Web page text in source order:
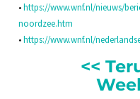
•https://www.wnf.nl/nieuws/
noordzee.htm
•https://www.wnf.nl/
<<